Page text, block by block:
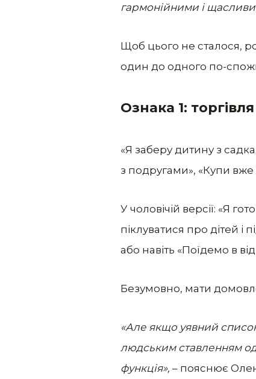
гармонійними і
Щоб цього не сталося,
один до одного по-
Ознака 1:
«Я заберу дитину з
з подругами», «Купи вже
У чоловічій версії: «Я
піклуватися про дітей
або навіть «Поїдемо в
Безумовно, мати
«Але якщо уявний
людським ставленням
функція», – пояснює